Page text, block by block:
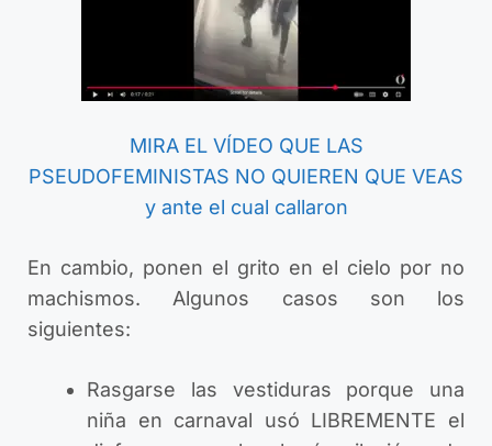
MIRA EL VÍDEO QUE LAS
PSEUDOFEMINISTAS NO QUIEREN QUE VEAS
y ante el cual callaron
En cambio, ponen el grito en el cielo por no
machismos. Algunos casos son los
siguientes:
Rasgarse las vestiduras porque una
niña en carnaval usó LIBREMENTE el